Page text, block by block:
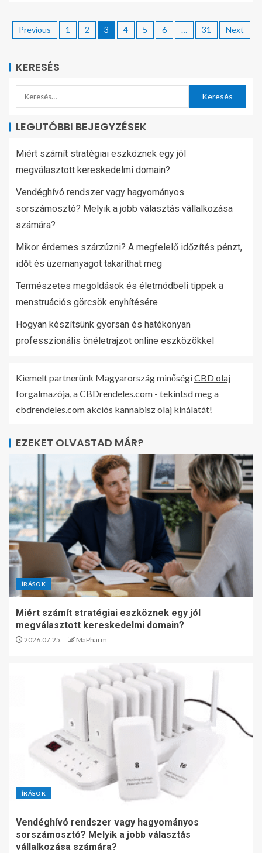
Previous 1 2 3 4 5 6 … 31 Next
KERESÉS
LEGUTÓBBI BEJEGYZÉSEK
Miért számít stratégiai eszköznek egy jól
megválasztott kereskedelmi domain?
Vendéghívó rendszer vagy hagyományos
sorszámosztó? Melyik a jobb választás vállalkozása
számára?
Mikor érdemes szárzúzni? A megfelelő időzítés pénzt,
időt és üzemanyagot takaríthat meg
Természetes megoldások és életmódbeli tippek a
menstruációs görcsök enyhítésére
Hogyan készítsünk gyorsan és hatékonyan
professzionális önéletrajzot online eszközökkel
Kiemelt partnerünk Magyarország minőségiCBD olaj
forgalmazója, a CBDrendeles.com - tekintsd meg a
cbdrendeles.com akciós kannabisz olaj kínálatát!
EZEKET OLVASTAD MÁR?
ÍRÁSOK
Miért számít stratégiai eszköznek egy jól
megválasztott kereskedelmi domain?
2026.07.25. MaPharm
ÍRÁSOK
Vendéghívó rendszer vagy hagyományos
sorszámosztó? Melyik a jobb választás
vállalkozása számára?